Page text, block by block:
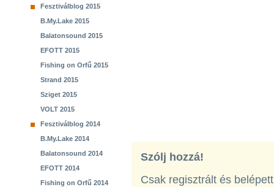
Fesztiválblog 2015
B.My.Lake 2015
Balatonsound 2015
EFOTT 2015
Fishing on Orfű 2015
Strand 2015
Sziget 2015
VOLT 2015
Fesztiválblog 2014
B.My.Lake 2014
Balatonsound 2014
EFOTT 2014
Fishing on Orfű 2014
Szólj hozzá!
Csak regisztrált és